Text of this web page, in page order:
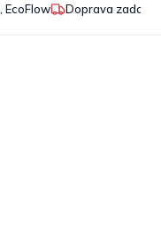
EcoFlow Doprava